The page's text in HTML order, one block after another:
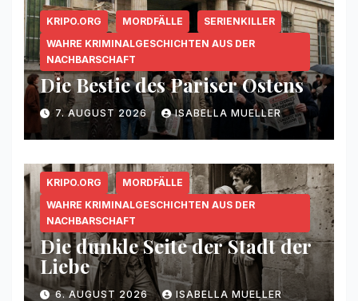
KRIPO.ORG MORDFÄLLE
SERIENKILLER
WAHRE KRIMINALGESCHICHTEN AUS DER
NACHBARSCHAFT
Die Bestie des Pariser Ostens
7. AUGUST 2026 ISABELLA MUELLER
KRIPO.ORG
MORDFÄLLE
WAHRE KRIMINALGESCHICHTEN AUS DER
NACHBARSCHAFT
Die dunkle Seite der Stadt der
Liebe
6. AUGUST 2026 ISABELLA MUELLER